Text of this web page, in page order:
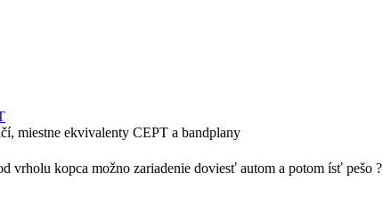
miestne ekvivalenty CEPT a bandplany
vrholu kopca možno zariadenie doviesť autom a potom ísť pešo ?